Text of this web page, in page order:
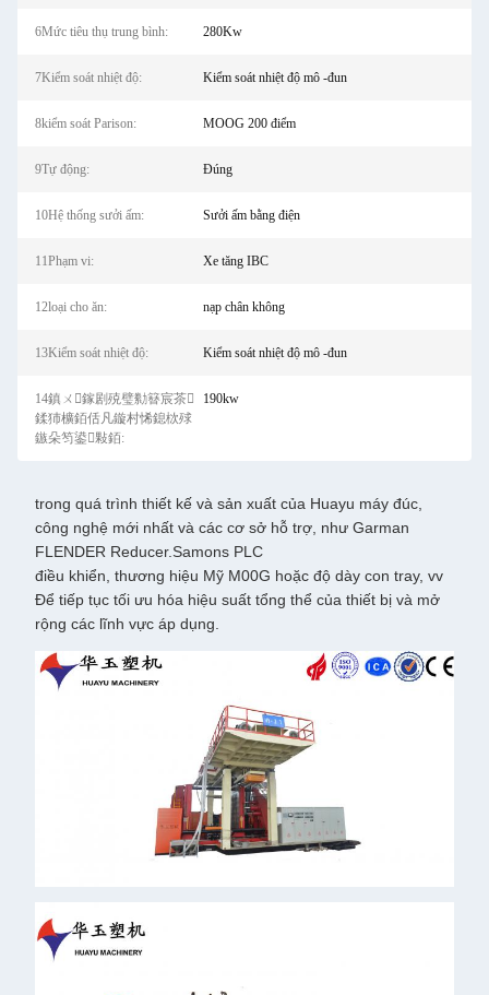
6Mức tiêu thụ trung bình: 280Kw
7Kiểm soát nhiệt độ: Kiểm soát nhiệt độ mô -đun
8kiểm soát Parison: MOOG 200 điểm
9Tự động: Đúng
10Hệ thống sưởi ấm: Sưởi ấm bằng điện
11Phạm vi: Xe tăng IBC
12loại cho ăn: nạp chân không
13Kiểm soát nhiệt độ: Kiểm soát nhiệt độ mô -đun
14鎮ㄨ鎵剧殑璧勬簮宸茶
鍒犻櫎銆佸凡鏇村悕鎴栨殏
鏃朵笉鍙敤銆:
190kw
trong quá trình thiết kế và sản xuất của Huayu máy đúc,
công nghệ mới nhất và các cơ sở hỗ trợ, như Garman
FLENDER Reducer.Samons PLC
điều khiển, thương hiệu Mỹ M00G hoặc độ dày con tray, vv
Để tiếp tục tối ưu hóa hiệu suất tổng thể của thiết bị và mở
rộng các lĩnh vực áp dụng.